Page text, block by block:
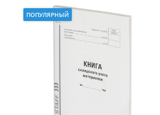
ПОПУЛЯРНЫЙ